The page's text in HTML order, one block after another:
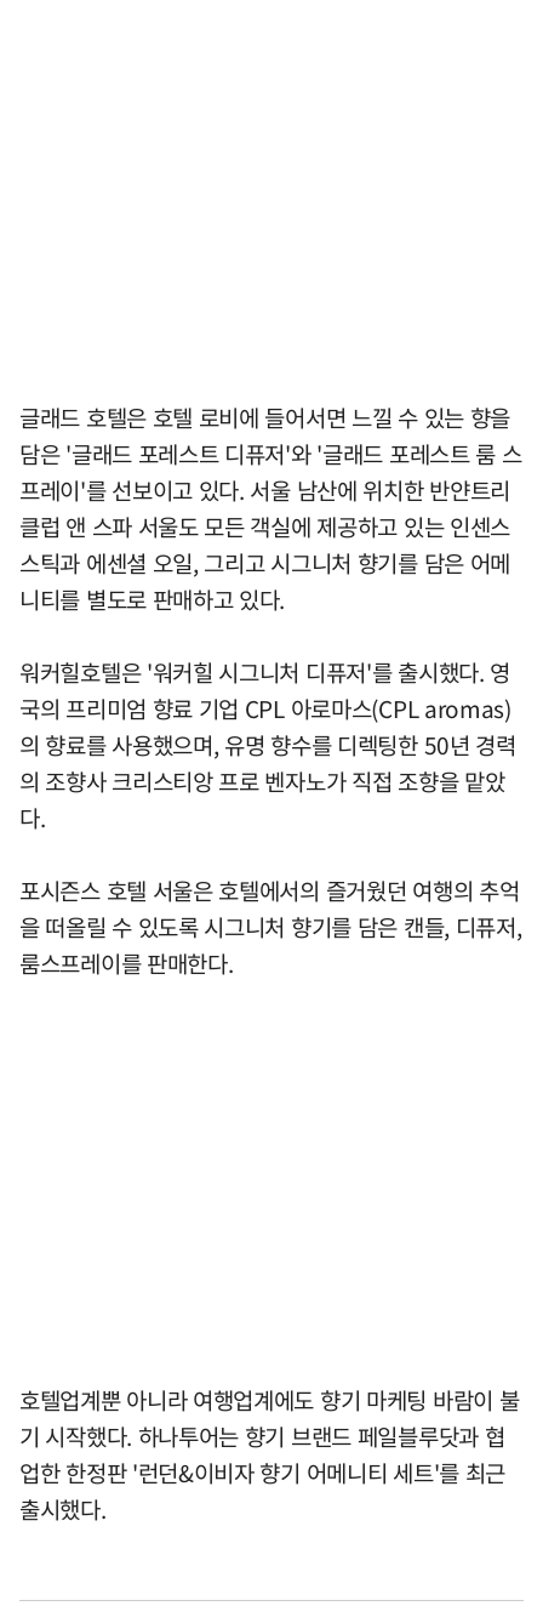
글래드 호텔은 호텔 로비에 들어서면 느낄 수 있는 향을
담은 '글래드 포레스트 디퓨저'와 '글래드 포레스트 룸 스
프레이'를 선보이고 있다. 서울 남산에 위치한 반얀트리
클럽 앤 스파 서울도 모든 객실에 제공하고 있는 인센스
스틱과 에센셜 오일, 그리고 시그니처 향기를 담은 어메
니티를 별도로 판매하고 있다.
워커힐호텔은 '워커힐 시그니처 디퓨저'를 출시했다. 영
국의 프리미엄 향료 기업 CPL 아로마스(CPL aromas)
의 향료를 사용했으며, 유명 향수를 디렉팅한 50년 경력
의 조향사 크리스티앙 프로 벤자노가 직접 조향을 맡았
다.
포시즌스 호텔 서울은 호텔에서의 즐거웠던 여행의 추억
을 떠올릴 수 있도록 시그니처 향기를 담은 캔들, 디퓨저,
룸스프레이를 판매한다.
호텔업계뿐 아니라 여행업계에도 향기 마케팅 바람이 불
기 시작했다. 하나투어는 향기 브랜드 페일블루닷과 협
업한 한정판 '런던&이비자 향기 어메니티 세트'를 최근
출시했다.